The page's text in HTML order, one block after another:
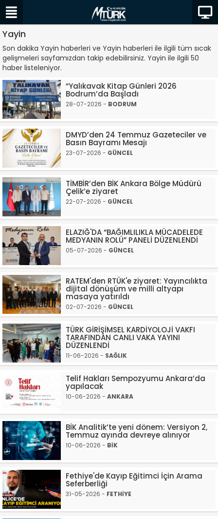
Yayin
Son dakika Yayin haberleri ve Yayin haberleri ile ilgili tüm sıcak
gelişmeleri sayfamızdan takip edebilirsiniz. Yayin ile ilgili 50
haber listeleniyor.
“Yalıkavak Kitap Günleri 2026
Bodrum’da Başladı
28-07-2026 - BODRUM
DMYD’den 24 Temmuz Gazeteciler ve
Basın Bayramı Mesajı
23-07-2026 - GÜNCEL
TİMBİR’den BİK Ankara Bölge Müdürü
Çelik’e ziyaret
22-07-2026 - GÜNCEL
ELAZIĞ'DA “BAĞIMLILIKLA MÜCADELEDE
MEDYANIN ROLÜ” PANELİ DÜZENLENDİ
05-07-2026 - GÜNCEL
RATEM'den RTÜK'e ziyaret: Yayıncılıkta
dijital dönüşüm ve milli altyapı
masaya yatırıldı
02-07-2026 - GÜNCEL
TÜRK GİRİŞİMSEL KARDİYOLOJİ VAKFI
TARAFINDAN CANLI VAKA YAYINI
DÜZENLENDİ
11-06-2026 - SAĞLIK
Telif Hakları Sempozyumu Ankara’da
yapılacak
10-06-2026 - ANKARA
BİK Analitik’te yeni dönem: Versiyon 2,
Temmuz ayında devreye alınıyor
10-06-2026 - BİK
Fethiye'de Kayıp Eğitimci İçin Arama
Seferberliği
31-05-2026 - FETHİYE